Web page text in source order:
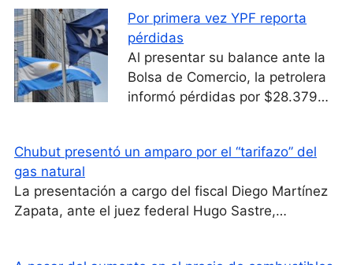
Por primera vez YPF reporta
pérdidas
Al presentar su balance ante la
Bolsa de Comercio, la petrolera
informó pérdidas por $28.379…
Chubut presentó un amparo por el “tarifazo” del
gas natural
La presentación a cargo del fiscal Diego Martínez
Zapata, ante el juez federal Hugo Sastre,…